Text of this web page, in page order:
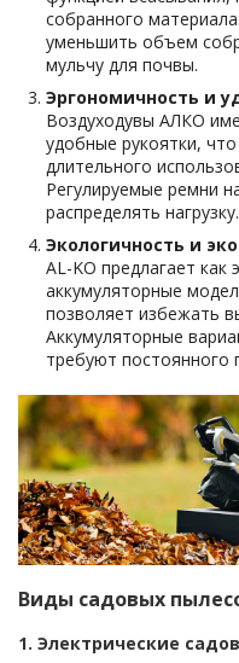
собранного
уменьшить объем
мульчу для почвы.
Эргономичность и
Воздуходувы АЛКО
удобные рукоятки,
длительного
Регулируемые ремни
распределять нагрузку.
Экологичность и
AL-KO предлагает как
аккумуляторные
позволяет избежать
Аккумуляторные
требуют постоянного
Виды садовых
1. Электрические